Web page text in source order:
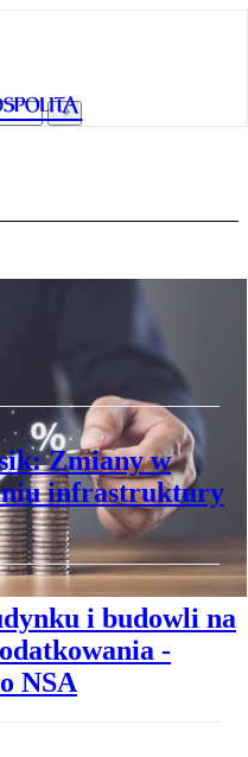
czeka nas nowy
Zmiany w
infrastruktury
i budowli na
-
NSA